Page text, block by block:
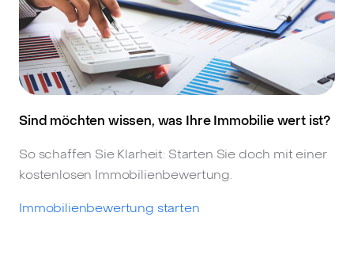
Sind möchten wissen, was Ihre Immobilie wert ist?
So schaffen Sie Klarheit: Starten Sie doch mit einer
kostenlosen Immobilienbewertung.
Immobilienbewertung starten